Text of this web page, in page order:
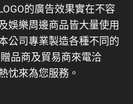
的廣告效果實在不容
娛樂周邊商品皆大量使用
公司專業製造各種不同的
品商及貿易商來電洽
忱來為您服務。